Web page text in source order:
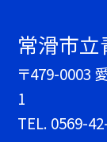
常滑市
〒479-0003
1
TEL. 0569-